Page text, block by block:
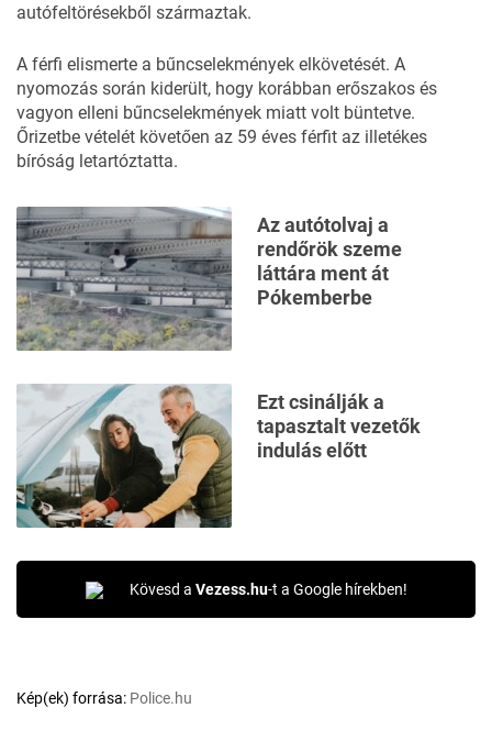
autófeltörésekből származtak.
A férfi elismerte a bűncselekmények elkövetését. A
nyomozás során kiderült, hogy korábban erőszakos és
vagyon elleni bűncselekmények miatt volt büntetve.
Őrizetbe vételét követően az 59 éves férfit az illetékes
bíróság letartóztatta.
Az autótolvaj a
rendőrök szeme
láttára ment át
Pókemberbe
Ezt csinálják a
tapasztalt vezetők
indulás előtt
Kövesd a Vezess.hu-t a Google hírekben!
Kép(ek) forrása: Police.hu